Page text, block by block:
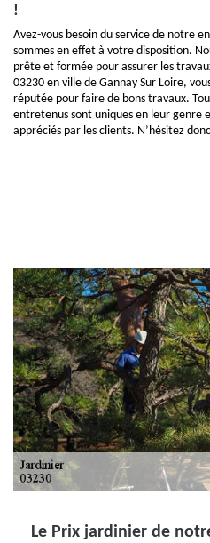
!
Avez-vous besoin du service de notre
sommes en effet à votre disposition.
prête et formée pour assurer les
03230 en ville de Gannay Sur Loire,
réputée pour faire de bons travaux.
entretenus sont uniques en leur genre
appréciés par les clients. N’hésitez
Le Prix jardinier de